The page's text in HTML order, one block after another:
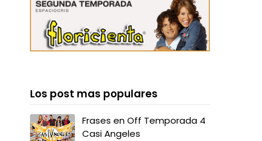
Los post mas populares
Frases en Off Temporada 4
Casi Angeles